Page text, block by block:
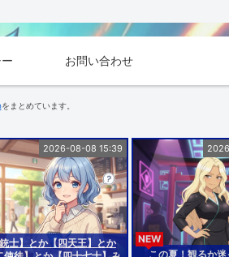
お問い合わせ
をまとめています。
銃士】とか【四天王】とか
2026-08-08 15:39
この夏！観るか
NEW